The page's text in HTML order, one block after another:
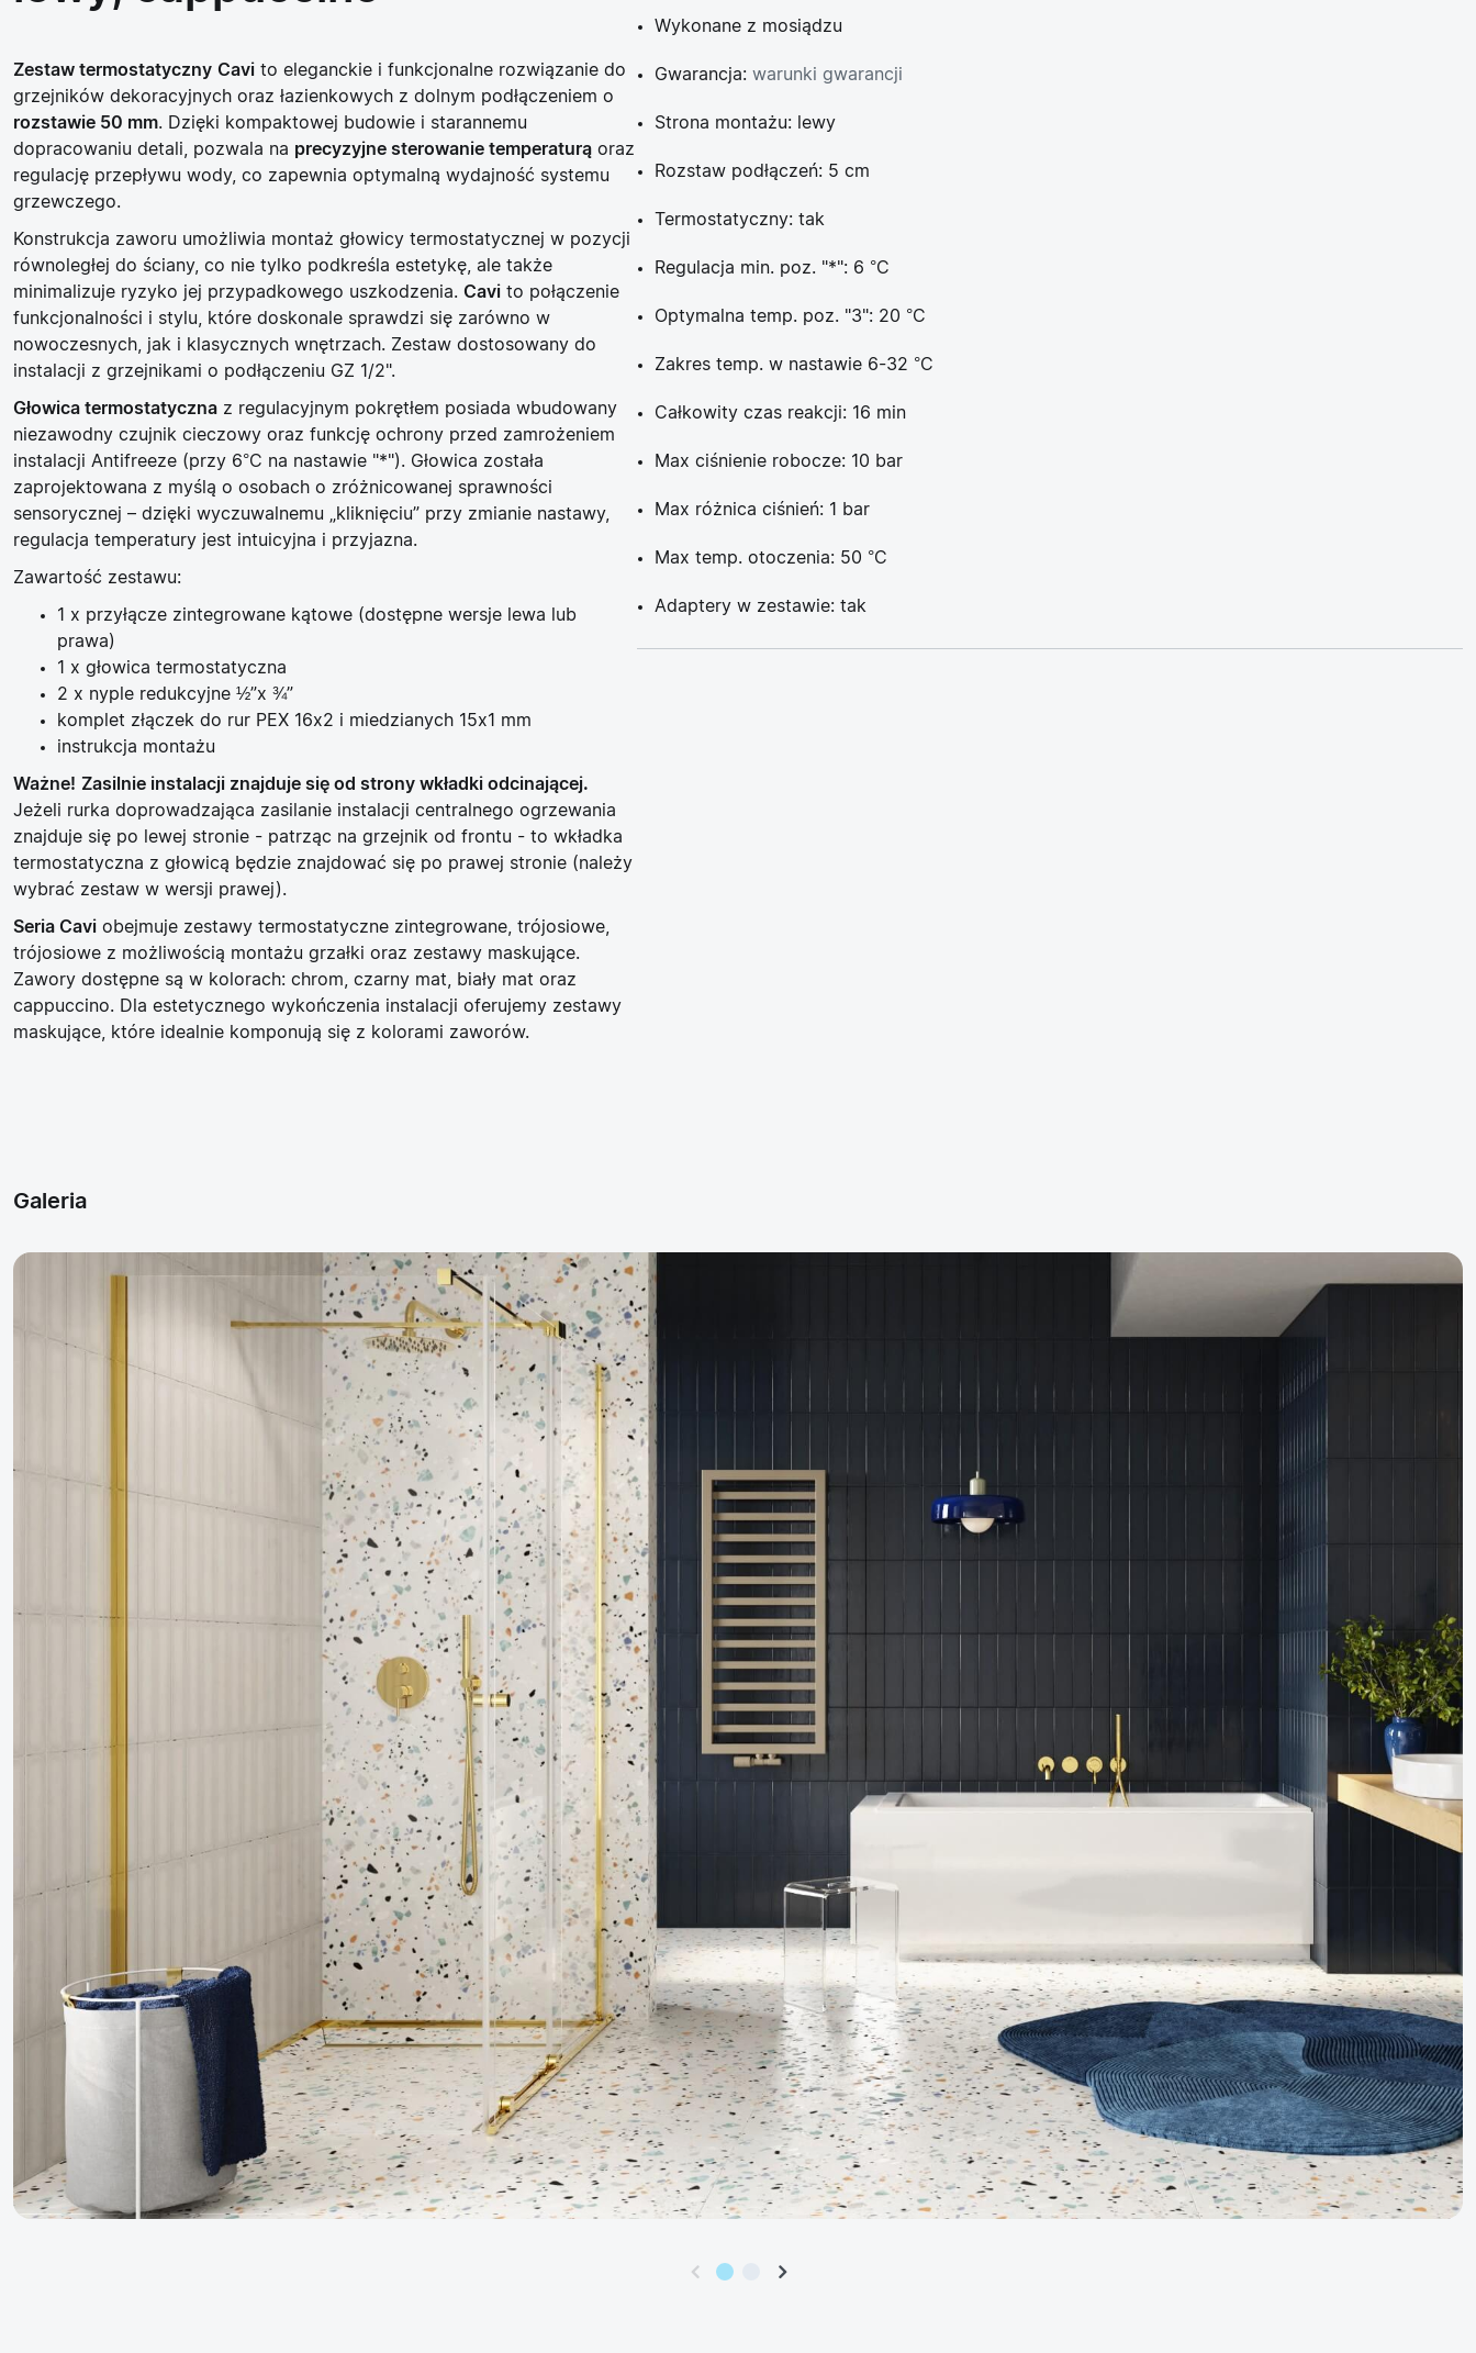
Zestaw termostatyczny Cavi to eleganckie i funkcjonalne rozwiązanie do
grzejników dekoracyjnych oraz łazienkowych z dolnym podłączeniem o
rozstawie 50 mm. Dzięki kompaktowej budowie i starannemu
dopracowaniu detali, pozwala na precyzyjne sterowanie temperaturą oraz
regulację przepływu wody, co zapewnia optymalną wydajność systemu
grzewczego.
Konstrukcja zaworu umożliwia montaż głowicy termostatycznej w pozycji
równoległej do ściany, co nie tylko podkreśla estetykę, ale także
minimalizuje ryzyko jej przypadkowego uszkodzenia. Cavi to połączenie
funkcjonalności i stylu, które doskonale sprawdzi się zarówno w
nowoczesnych, jak i klasycznych wnętrzach. Zestaw dostosowany do
instalacji z grzejnikami o podłączeniu GZ 1/2".
Głowica termostatyczna z regulacyjnym pokrętłem posiada wbudowany
niezawodny czujnik cieczowy oraz funkcję ochrony przed zamrożeniem
instalacji Antifreeze (przy 6°C na nastawie "*"). Głowica została
zaprojektowana z myślą o osobach o zróżnicowanej sprawności
sensorycznej – dzięki wyczuwalnemu „kliknięciu” przy zmianie nastawy,
regulacja temperatury jest intuicyjna i przyjazna.
Zawartość zestawu:
1 x przyłącze zintegrowane kątowe (dostępne wersje lewa lub
prawa)
1 x głowica termostatyczna
2 x nyple redukcyjne ½”x ¾”
komplet złączek do rur PEX 16x2 i miedzianych 15x1 mm
instrukcja montażu
Ważne! Zasilnie instalacji znajduje się od strony wkładki odcinającej.
Jeżeli rurka doprowadzająca zasilanie instalacji centralnego ogrzewania
znajduje się po lewej stronie - patrząc na grzejnik od frontu - to wkładka
termostatyczna z głowicą będzie znajdować się po prawej stronie (należy
wybrać zestaw w wersji prawej).
Seria Cavi obejmuje zestawy termostatyczne zintegrowane, trójosiowe,
trójosiowe z możliwością montażu grzałki oraz zestawy maskujące.
Zawory dostępne są w kolorach: chrom, czarny mat, biały mat oraz
cappuccino. Dla estetycznego wykończenia instalacji oferujemy zestawy
maskujące, które idealnie komponują się z kolorami zaworów.
Wykonane z mosiądzu
Gwarancja: warunki gwarancji
Strona montażu: lewy
Rozstaw podłączeń: 5 cm
Termostatyczny: tak
Regulacja min. poz. "*": 6 °C
Optymalna temp. poz. "3": 20 °C
Zakres temp. w nastawie 6-32 °C
Całkowity czas reakcji: 16 min
Max ciśnienie robocze: 10 bar
Max różnica ciśnień: 1 bar
Max temp. otoczenia: 50 °C
Adaptery w zestawie: tak
Galeria